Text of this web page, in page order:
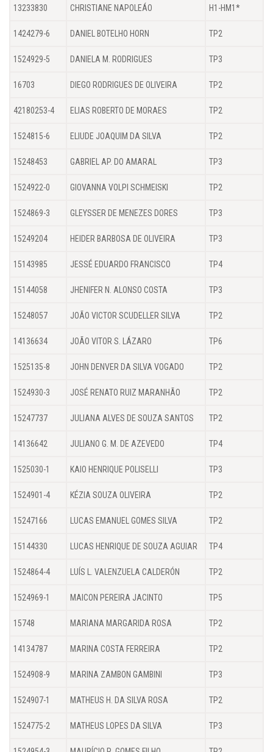
13233830 CHRISTIANE NAPOLEÁO H1-HM1*
1424279-6 DANIEL BOTELHO HORN TP2
1524929-5 DANIELA M. RODRIGUES TP3
16703 DIEGO RODRIGUES DE OLIVEIRA TP2
42180253-4 ELIAS ROBERTO DE MORAES TP2
1524815-6 ELIUDE JOAQUIM DA SILVA TP2
15248453 GABRIEL AP. DO AMARAL TP3
1524922-0 GIOVANNA VOLPI SCHMEISKI TP2
1524869-3 GLEYSSER DE MENEZES DORES TP3
15249204 HEIDER BARBOSA DE OLIVEIRA TP3
15143985 JESSÉ EDUARDO FRANCISCO TP4
15144058 JHENIFER N. ALONSO COSTA TP3
15248057 JOÃO VICTOR SCUDELLER SILVA TP2
14136634 JOÃO VITOR S. LÁZARO TP6
1525135-8 JOHN DENVER DA SILVA VOGADO TP2
1524930-3 JOSÉ RENATO RUIZ MARANHÃO TP2
15247737 JULIANA ALVES DE SOUZA SANTOS TP2
14136642 JULIANO G. M. DE AZEVEDO TP4
1525030-1 KAIO HENRIQUE POLISELLI TP3
1524901-4 KÉZIA SOUZA OLIVEIRA TP2
15247166 LUCAS EMANUEL GOMES SILVA TP2
15144330 LUCAS HENRIQUE DE SOUZA AGUIAR TP4
1524864-4 LUÍS L. VALENZUELA CALDERÓN TP2
1524969-1 MAICON PEREIRA JACINTO TP5
15748 MARIANA MARGARIDA ROSA TP2
14134787 MARINA COSTA FERREIRA TP2
1524908-9 MARINA ZAMBON GAMBINI TP3
1524907-1 MATHEUS H. DA SILVA ROSA TP2
1524775-2 MATHEUS LOPES DA SILVA TP3